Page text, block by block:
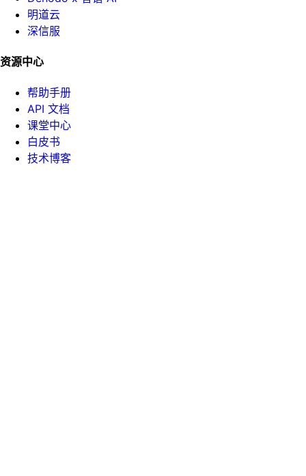
明道云
深信服
资源中心
帮助手册
API 文档
课堂中心
白皮书
技术博客